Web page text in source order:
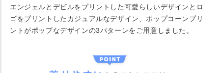
エンジェルとデビルをプリントした可愛らしいデザインとロ
ゴをプリントしたカジュアルなデザイン、ポップコーンプリ
ントがポップなデザインの3パターンをご用意しました。